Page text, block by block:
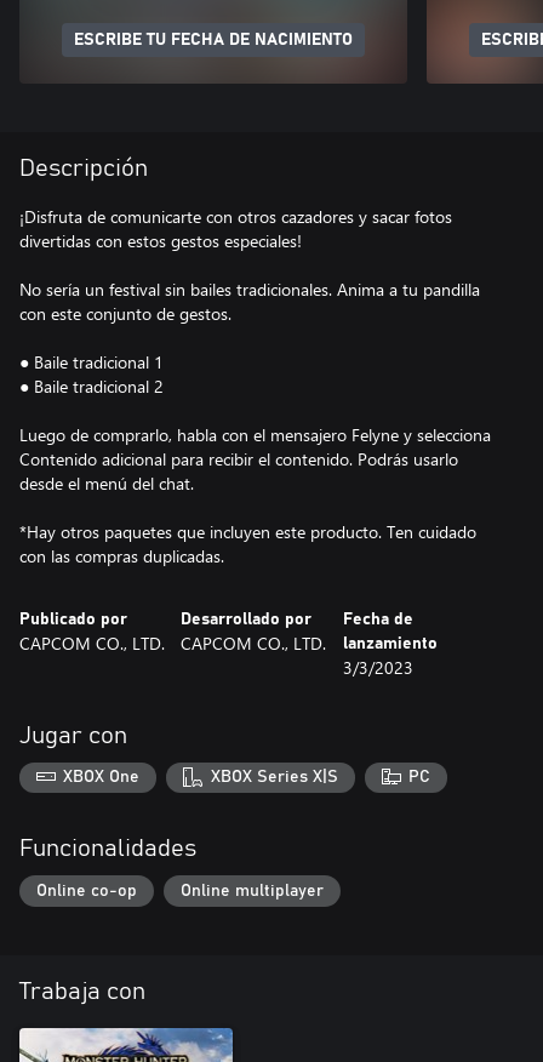
ESCRIBE TU FECHA DE NACIMIENTO
Descripción
¡Disfruta de comunicarte con otros cazadores y sacar fotos
divertidas con estos gestos especiales!
No sería un festival sin bailes tradicionales. Anima a tu pandilla
con este conjunto de gestos.
● Baile tradicional 1
● Baile tradicional 2
Luego de comprarlo, habla con el mensajero Felyne y selecciona
Contenido adicional para recibir el contenido. Podrás usarlo
desde el menú del chat.
*Hay otros paquetes que incluyen este producto. Ten cuidado
con las compras duplicadas.
Publicado por
CAPCOM CO., LTD.
Desarrollado por
CAPCOM CO., LTD.
Fecha de
lanzamiento
3/3/2023
Jugar con
XBOX One XBOX Series X|S PC
Funcionalidades
Online co-op Online multiplayer
Trabaja con